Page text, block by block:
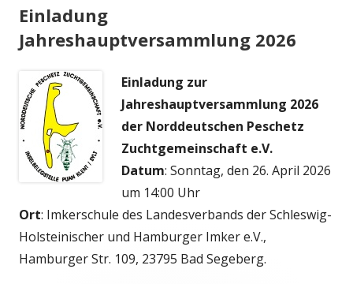
Einladung
Jahreshauptversammlung 2026
Einladung zur
Jahreshauptversammlung 2026
der Norddeutschen Peschetz
Zuchtgemeinschaft e.V.
Datum: Sonntag, den 26. April 2026
um 14:00 Uhr
Ort: Imkerschule des Landesverbands der Schleswig-
Holsteinischer und Hamburger Imker e.V.,
Hamburger Str. 109, 23795 Bad Segeberg.